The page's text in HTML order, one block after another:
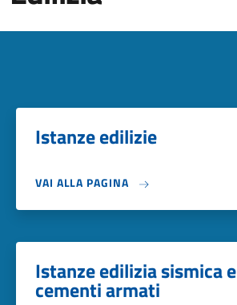
Istanze edilizie
VAI ALLA PAGINA
Istanze edilizia sismica e
cementi armati